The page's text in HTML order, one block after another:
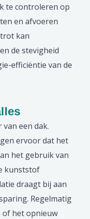
te controleren op
en afvoeren
kan
de stevigheid
efficiëntie van de
een dak.
ervoor dat het
het gebruik van
kunststof
draagt bij aan
Regelmatig
of het opnieuw